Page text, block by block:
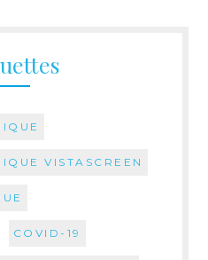
VISTASCREEN
COVID-19